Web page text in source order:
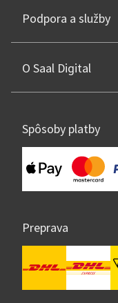
Podpora a služby
O Saal Digital
Spôsoby platby
Preprava